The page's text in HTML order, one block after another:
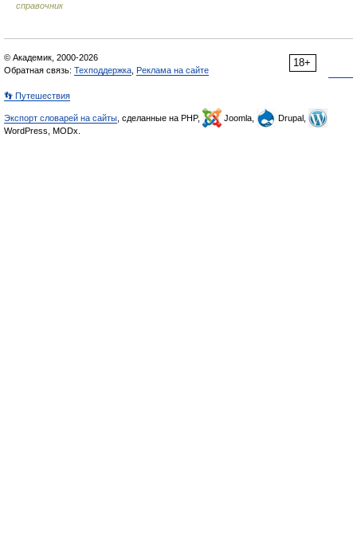
справочник
18+
© Академик, 2000-2026
Обратная связь: Техподдержка Реклама на сайте
👣 Путешествия
Экспорт словарей на сайты , сделанные на PHP, Joomla,
Drupal,
WordPress, MODx.